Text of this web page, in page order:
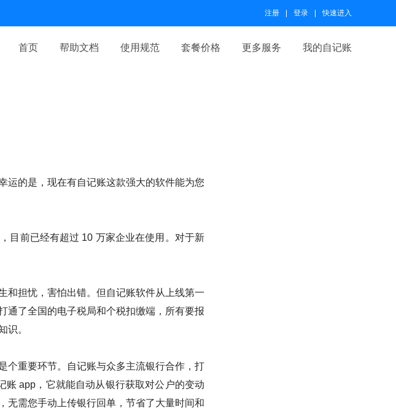
注册 登录 快速进入
首页 帮助文档 使用规范 套餐价格 更多服务 我的自记账
运的是，现在有自记账这款强大的软件能为您
目前已经有超过 10 万家企业在使用。对于新
和担忧，害怕出错。但自记账软件从上线第一
通了全国的电子税局和个税扣缴端，所有要报
识。
个重要环节。自记账与众多主流银行合作，打
账 app，它就能自动从银行获取对公户的变动
无需您手动上传银行回单，节省了大量时间和